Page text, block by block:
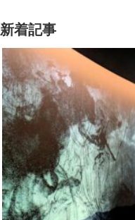
新着記事